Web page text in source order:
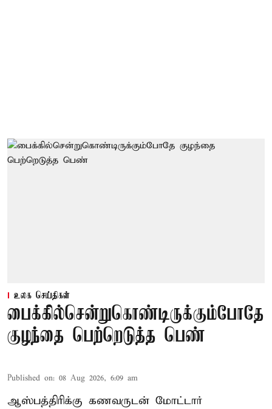
உலக செய்திகள்
பைக்கில்சென்றுகொண்டிருக்கும்போதே
குழந்தை பெற்றெடுத்த பெண்
Published on: 08 Aug 2026, 6:09 am
ஆஸ்பத்திரிக்கு கணவருடன் மோட்டார்